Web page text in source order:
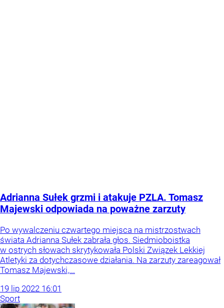
Adrianna Sułek grzmi i atakuje PZLA. Tomasz
Majewski odpowiada na poważne zarzuty
Po wywalczeniu czwartego miejsca na mistrzostwach
świata Adrianna Sułek zabrała głos. Siedmioboistka
w ostrych słowach skrytykowała Polski Związek Lekkiej
Atletyki za dotychczasowe działania. Na zarzuty zareagował
Tomasz Majewski,...
19 lip 2022 16:01
Sport